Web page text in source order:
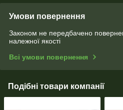
Умови повернення
Законом не передбачено
належної якості
Всі умови повернення
Подібні товари компанії